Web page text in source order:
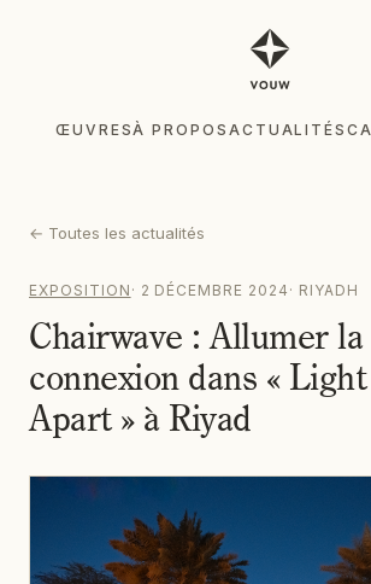
ŒUVRESÀ PROPOS ACTUALITÉS
← Toutes les actualités
EXPOSITION · 2 DÉCEMBRE 2024 · RIYADH
Chairwave : Allumer la
connexion dans «
Apart » à Riyad